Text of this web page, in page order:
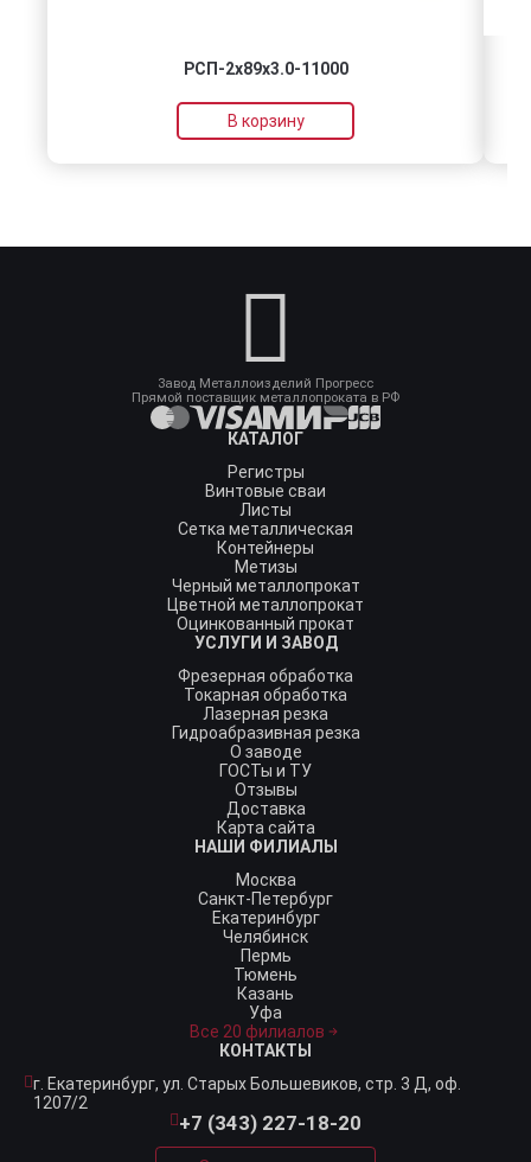
РСП-2x89x3.0-11000
В корзину
Завод Металлоизделий Прогресс
Прямой поставщик металлопроката в РФ
КАТАЛОГ
Регистры
Винтовые сваи
Листы
Сетка металлическая
Контейнеры
Метизы
Черный металлопрокат
Цветной металлопрокат
Оцинкованный прокат
УСЛУГИ И ЗАВОД
Фрезерная обработка
Токарная обработка
Лазерная резка
Гидроабразивная резка
О заводе
ГОСТы и ТУ
Отзывы
Доставка
Карта сайта
НАШИ ФИЛИАЛЫ
Москва
Санкт-Петербург
Екатеринбург
Челябинск
Пермь
Тюмень
Казань
Уфа
Все 20 филиалов
КОНТАКТЫ
г. Екатеринбург, ул. Старых Большевиков, стр. 3 Д, оф.
1207/2
+7 (343) 227-18-20